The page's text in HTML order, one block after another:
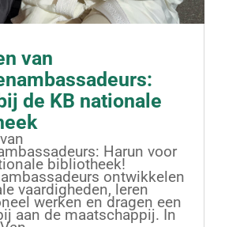
van
de KB nationale
Harun voor
bibliotheek!
ontwikkelen
vaardigheden, leren
werken en dragen een
aan de maatschappij. In